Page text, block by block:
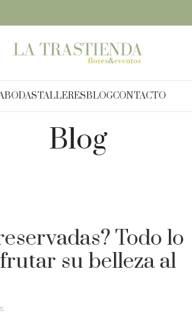
BODASTALLERESBLOGCONTACTO
Blog
Todo lo
su belleza al